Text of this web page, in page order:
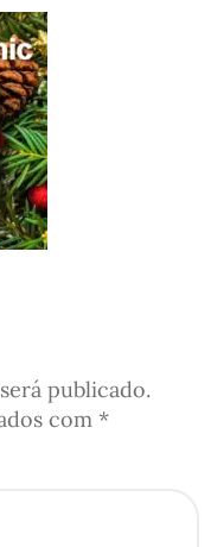
publicado.
com *